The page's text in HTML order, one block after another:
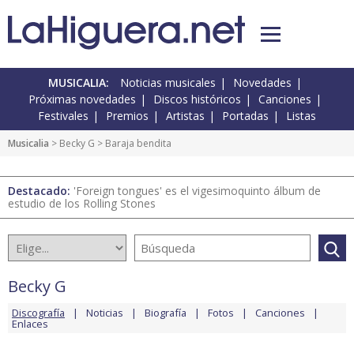
MUSICALIA: Noticias musicales
Novedades
Próximas novedades
Discos históricos
Canciones
Festivales
Premios Artistas Portadas Listas
Musicalia > Becky G > Baraja bendita
Destacado: 'Foreign tongues' es el vigesimoquinto álbum de
estudio de los Rolling Stones
Becky G
Discografía Noticias Biografía Fotos Canciones
Enlaces